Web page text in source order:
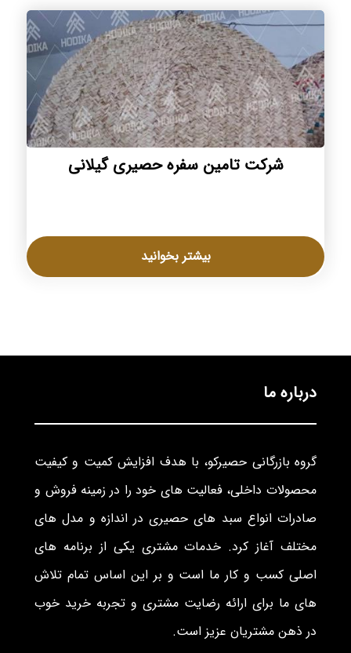
شرکت تامین سفره حصیری گیلانی
بیشتر بخوانید
درباره ما
گروه بازرگانی حصیرکو، با هدف افزایش کمیت و کیفیت
محصولات داخلی، فعالیت های خود را در زمینه فروش و
صادرات انواع سبد های حصیری در اندازه و مدل های
مختلف آغاز کرد. خدمات مشتری یکی از برنامه های
اصلی کسب و کار ما است و بر این اساس تمام تلاش
های ما برای ارائه رضایت مشتری و تجربه خرید خوب
در ذهن مشتریان عزیز است.